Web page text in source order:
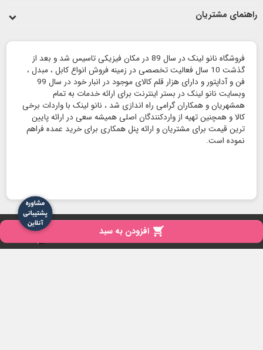
 افزودن به سبد
راهنمای مشتریان
فروشگاه نانو لینک در سال 89 در مکان فیزیکی تاسیس شد و بعد از
گذشت 10 سال فعالیت تخصصی در زمینه فروش انواع کابل ، مبدل ،
فن و آداپتور و دارای هزار قلم کالای موجود در انبار خود در سال 99
وبسایت نانو لینک در بستر اینترنت برای ارائه خدمات به تمام
همشهریان و همکاران گرامی راه اندازی شد ، نانو لینک با واردات برخی
کالا و همچنین تهیه از واردکنندگان اصلی همیشه سعی در ارائه پایین
ترین قیمت برای مشتریان و ارائه پنل همکاری برای خرید عمده فراهم
نموده است.
تمامی حقوق برای نانو لینک محفوظ است - 1404